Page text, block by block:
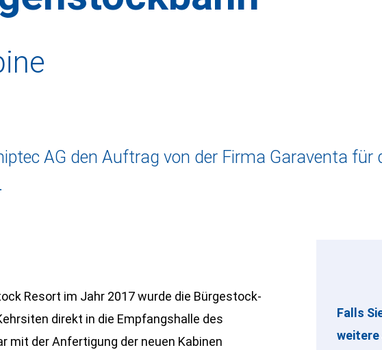
AG den Auftrag von der Firma Garaventa für
Resort im Jahr 2017 wurde die Bürgestock-
direkt in die Empfangshalle des
mit der Anfertigung der neuen Kabinen
Falls